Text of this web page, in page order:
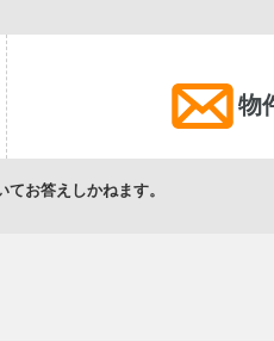
物
お答えしかねます。